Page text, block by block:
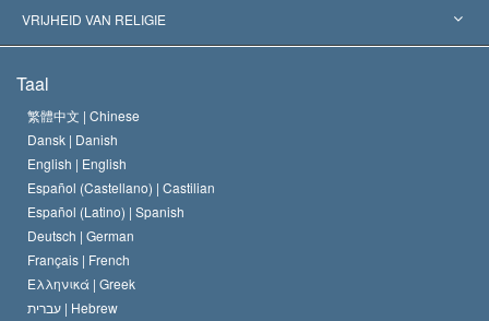
Historische Beslissingen
’s Werelds Meest Vooraanstaande Experts
L. Ron Hubbard
Het Credo van de Scientology Kerk
De Code van een Scientoloog
David Miscavige
VRIJHEID VAN RELIGIE
Internationale Mensenrechten Standaards
Verklaring over Religie
Taal
繁體中文 | Chinese
Dansk | Danish
English | English
Español (Castellano) | Castilian
Español (Latino) | Spanish
Deutsch | German
Français | French
Ελληνικά | Greek
עברית | Hebrew